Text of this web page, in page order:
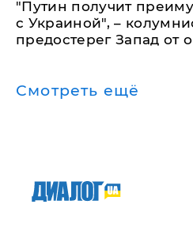
"Путин получит
с Украиной", –
предостерег Запад от
Смотреть ещё